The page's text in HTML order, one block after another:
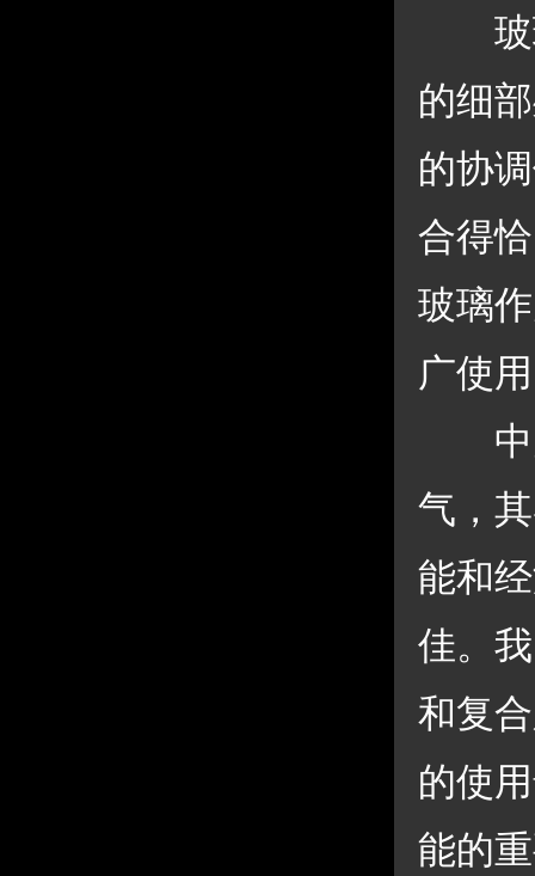
玻璃
的细
的协
合得
玻璃
广使
中空
气，
能和
佳。
和复
的使
能的